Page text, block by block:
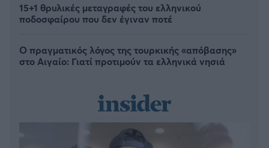
15+1 θρυλικές μεταγραφές του ελληνικού
ποδοσφαίρου που δεν έγιναν ποτέ
Ο πραγματικός λόγος της τουρκικής «απόβασης»
στο Αιγαίο: Γιατί προτιμούν τα ελληνικά νησιά